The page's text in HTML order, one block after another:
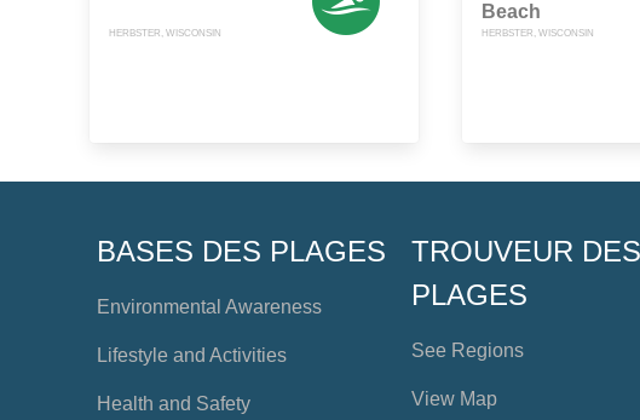
HERBSTER, WISCONSIN
Beach
HERBSTER, WISCONSIN
BASES DES PLAGES
Environmental Awareness
Lifestyle and Activities
Health and Safety
TROUVEUR DES
PLAGES
See Regions
View Map